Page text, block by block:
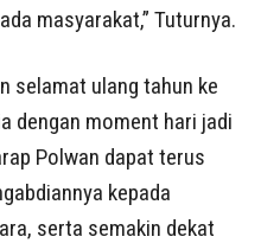
masyarakat,” Tuturnya.
selamat ulang tahun ke
dengan moment hari jadi
Polwan dapat terus
kepada
serta semakin dekat